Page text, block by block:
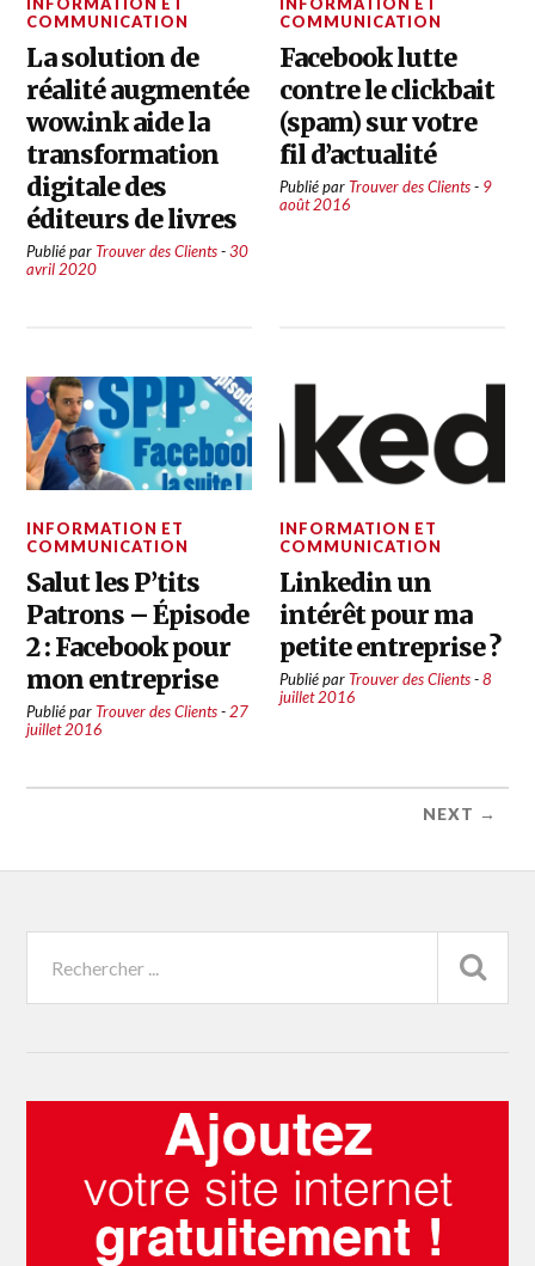
INFORMATION ET
COMMUNICATION
La solution de
réalité augmentée
wow.ink aide la
transformation
digitale des
éditeurs de livres
Publié parTrouver des Clients-30
avril 2020
INFORMATION ET
COMMUNICATION
Facebook lutte
contre le clickbait
(spam) sur votre
fil d’actualité
Publié parTrouver des Clients- 9
août 2016
INFORMATION ET
COMMUNICATION
Salut les P’tits
Patrons – Épisode
2 : Facebook pour
mon entreprise
Publié parTrouver des Clients- 27
juillet 2016
INFORMATION ET
COMMUNICATION
Linkedin un
intérêt pour ma
petite entreprise ?
Publié parTrouver des Clients-8
juillet 2016
NEXT →